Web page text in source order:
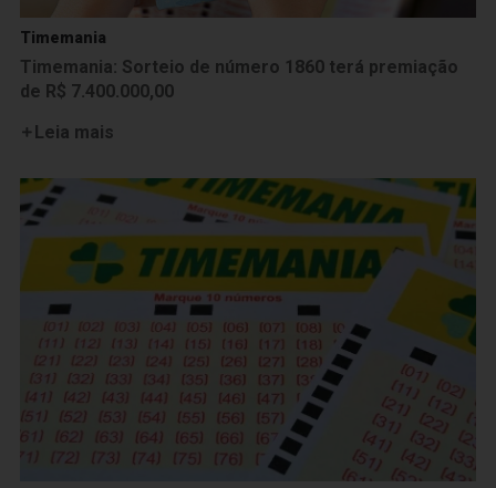
Timemania
Timemania: Sorteio de número 1860 terá premiação
de R$ 7.400.000,00
Leia mais